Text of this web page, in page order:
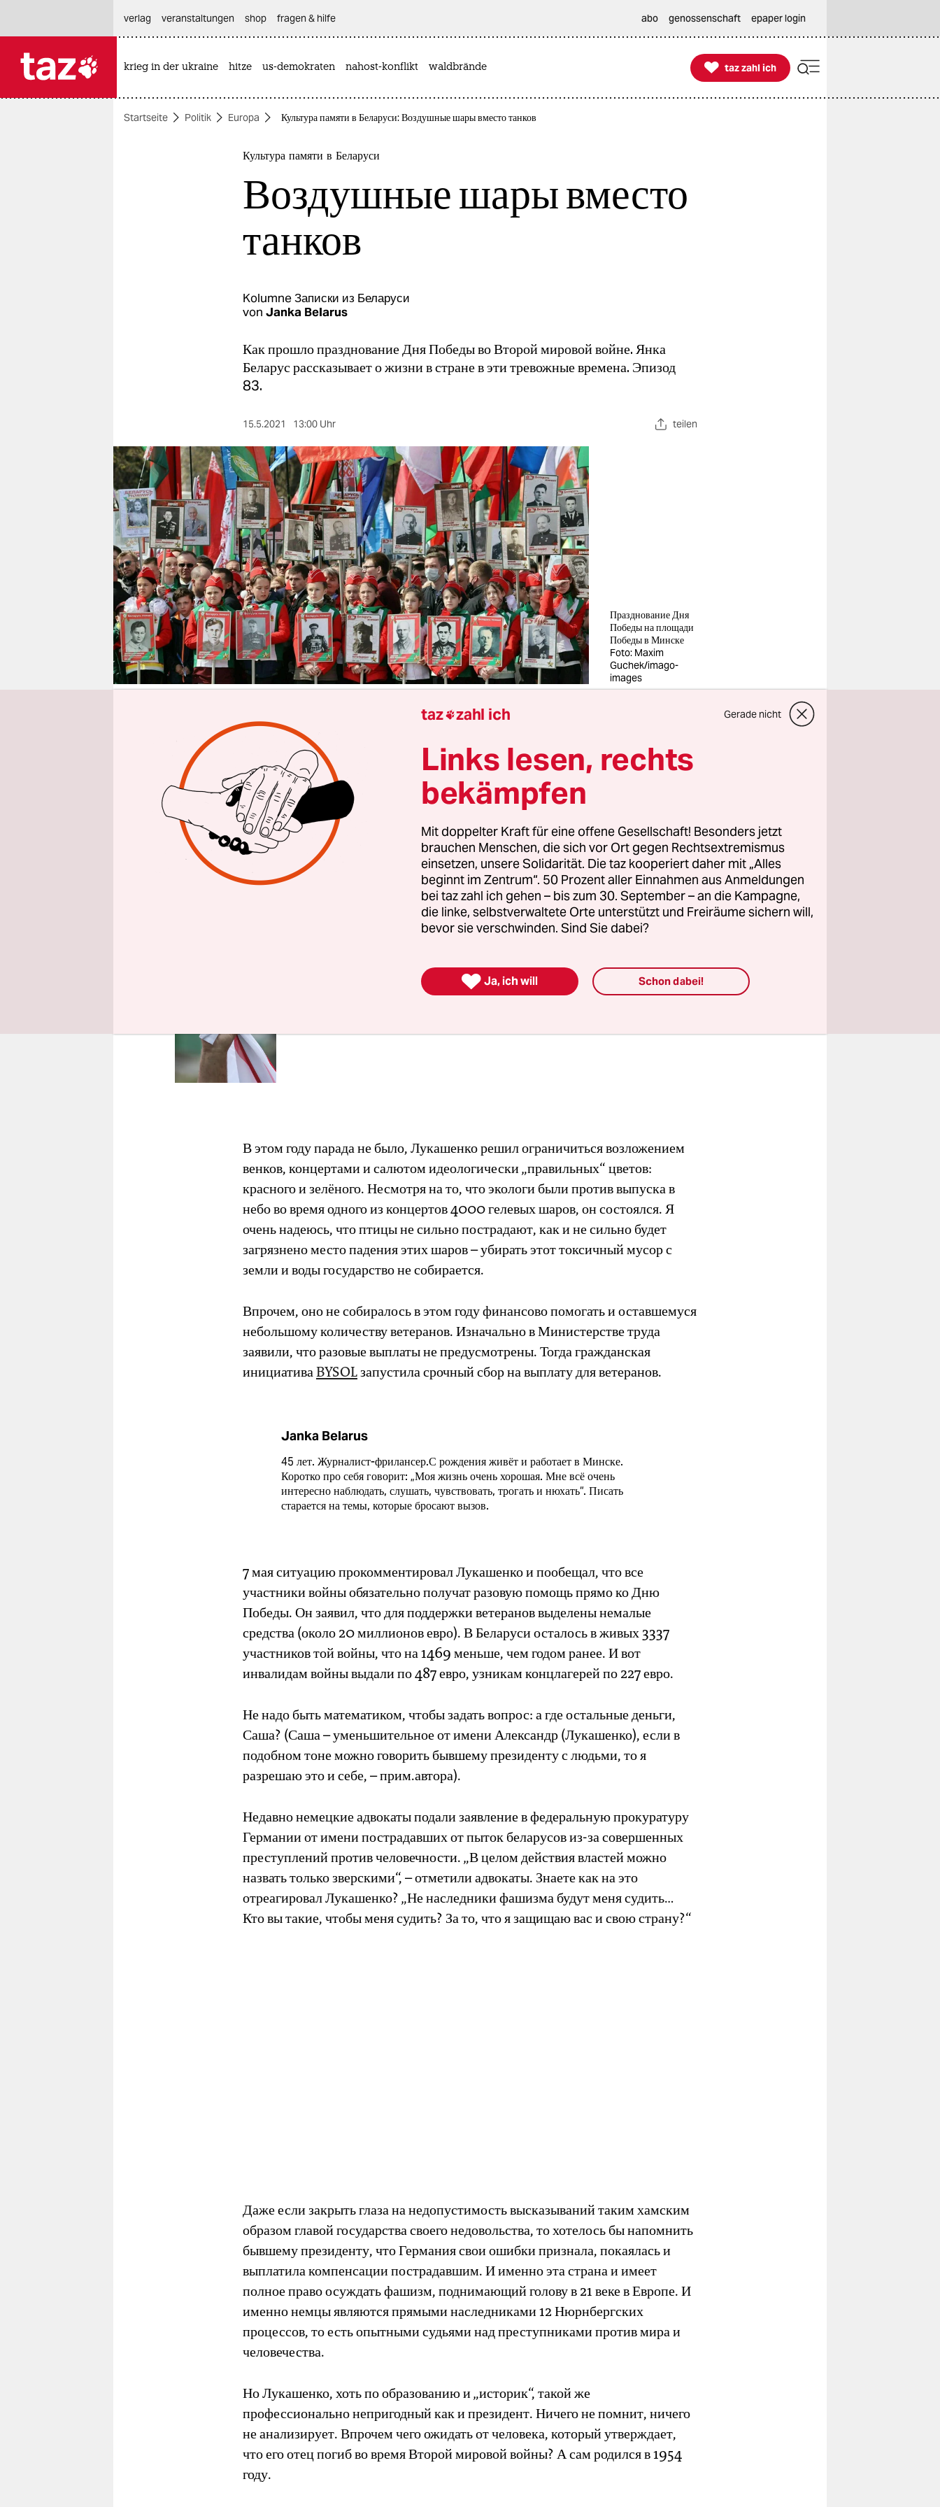
themen
veranstaltungen
shop
fragen & hilfe
unterstützen
abo
genossenschaft
epaper login
verlag
veranstaltungen shop fragen & hilfe abo genossenschaft epaper login
krieg in der ukraine hitze us-demokraten nahost-konflikt waldbrände 
taz zahl ich
taz zahl ich
Startseite Politik Europa Культура памяти в Беларуси: Воздушные шары вместо танков
Культура памяти в Беларуси
Воздушные шары вместо
танков
KolumneЗаписки из Беларуси
von Janka Belarus
Как прошло празднование Дня Победы во Второй мировой войне. Янка
Беларус рассказывает о жизни в стране в эти тревожные времена. Эпизод
83.
15.5.2021 13:00 Uhr teilen
Празднование Дня
Победы на площади
Победы в Минске
Foto: Maxim
Guchek/imago-
images
9 мая в Беларуси отмечали День Победы во Второй мировой войне. В
стране, где погиб каждый третий, 76 лет это всё ещё важный день, но
это не праздник, а
день скорби и уважения к оставшимся в живых
немногочисленным ветеранам.
В прошлом году, в самый разгар первой волны COVID-19 Лукашенко
потребовался провести парад в центре города. Ни в одной стране такая
нелепая затея не пришла в головы глав государства, а наш президент,
видимо, в детстве так и не наигрался в „солдатики“. Тот парад собрал
рекордно низкое количество зрителей, даже российские военные
В этом году парада не было, Лукашенко решил ограничиться возложением
венков, концертами и салютом идеологически „правильных“ цветов:
красного и зелёного. Несмотря на то, что экологи были против выпуска в
небо во время одного из концертов 4000 гелевых шаров, он состоялся. Я
очень надеюсь, что птицы не сильно пострадают, как и не сильно будет
загрязнено место падения этих шаров – убирать этот токсичный мусор с
земли и воды государство не собирается.
Впрочем, оно не собиралось в этом году финансово помогать и оставшемуся
небольшому количеству ветеранов. Изначально в Министерстве труда
заявили, что разовые выплаты не предусмотрены. Тогда гражданская
инициативаBYSOLзапустила срочный сбор на выплату для ветеранов.
Janka Belarus
45 лет. Журналист-фрилансер.С рождения живёт и работает в Минске.
Коротко про себя говорит: „Моя жизнь очень хорошая. Мне всё очень
интересно наблюдать, слушать, чувствовать, трогать и нюхать“. Писать
старается на темы, которые бросают вызов.
7 мая ситуацию прокомментировал Лукашенко и пообещал, что все
участники войны обязательно получат разовую помощь прямо ко Дню
Победы. Он заявил, что для поддержки ветеранов выделены немалые
средства (около 20 миллионов евро). В Беларуси осталось в живых 3337
участников той войны, что на 1469 меньше, чем годом ранее. И вот
инвалидам войны выдали по 487 евро, узникам концлагерей по 227 евро.
Не надо быть математиком, чтобы задать вопрос: а где остальные деньги,
Саша? (Саша – уменьшительное от имени Александр (Лукашенко), если в
подобном тоне можно говорить бывшему президенту с людьми, то я
разрешаю это и себе, – прим.автора).
Недавно немецкие адвокаты подали заявление в федеральную прокуратуру
Германии от имени пострадавших от пыток беларусов из-за совершенных
преступлений против человечности. „В целом действия властей можно
назвать только зверскими“, – отметили адвокаты. Знаете как на это
отреагировал Лукашенко? „Не наследники фашизма будут меня судить…
Кто вы такие, чтобы меня судить? За то, что я защищаю вас и свою страну?“
Даже если закрыть глаза на недопустимость высказываний таким хамским
образом главой государства своего недовольства, то хотелось бы напомнить
бывшему президенту, что Германия свои ошибки признала, покаялась и
выплатила компенсации пострадавшим. И именно эта страна и имеет
полное право осуждать фашизм, поднимающий голову в 21 веке в Европе. И
именно немцы являются прямыми наследниками 12 Нюрнбергских
процессов, то есть опытными судьями над преступниками против мира и
человечества.
Но Лукашенко, хоть по образованию и „историк“, такой же
профессионально непригодный как и президент. Ничего не помнит, ничего
не анализирует. Впрочем чего ожидать от человека, который утверждает,
что его отец погиб во время Второй мировой войны? А сам родился в 1954
году.
taz zahl ich Gerade nicht
Links lesen, rechts
bekämpfen
Mit doppelter Kraft für eine offene Gesellschaft! Besonders jetzt
brauchen Menschen, die sich vor Ort gegen Rechtsextremismus
einsetzen, unsere Solidarität. Die taz kooperiert daher mit „Alles
beginnt im Zentrum“. 50 Prozent aller Einnahmen aus Anmeldungen
bei taz zahl ich gehen – bis zum 30. September – an die Kampagne,
die linke, selbstverwaltete Orte unterstützt und Freiräume sichern will,
bevor sie verschwinden. Sind Sie dabei?
 Ja, ich will Schon dabei!